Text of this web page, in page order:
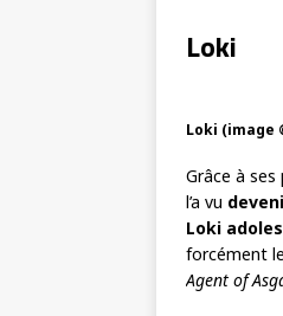
Loki
Loki (image
Grâce à
l’a vu
Loki
forcément
Agent of